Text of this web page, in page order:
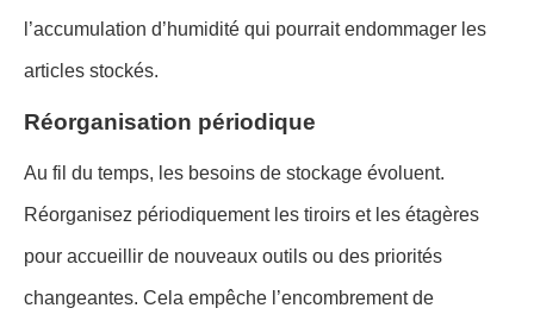
l’accumulation d’humidité qui pourrait endommager les
articles stockés.
Réorganisation périodique
Au fil du temps, les besoins de stockage évoluent.
Réorganisez périodiquement les tiroirs et les étagères
pour accueillir de nouveaux outils ou des priorités
changeantes. Cela empêche l’encombrement de